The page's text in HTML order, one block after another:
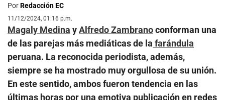
PorRedacción EC
11/12/2024, 01:16 p.m.
Magaly Medina yAlfredo Zambranoconforman una
de las parejas más mediáticas de la farándula
peruana. La reconocida periodista, además,
siempre se ha mostrado muy orgullosa de su unión.
En este sentido, ambos fueron tendencia en las
últimas horas por una emotiva publicación en redes